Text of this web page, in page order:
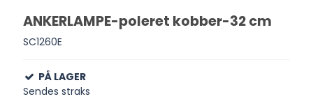
ANKERLAMPE-poleret kobber-32 cm
SC1260E
PÅ LAGER
Sendes straks